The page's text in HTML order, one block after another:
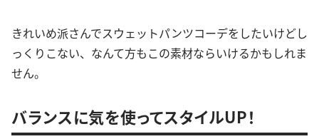
きれいめ派さんでスウェットパンツコーデをしたいけどし
っくりこない、なんて方もこの素材ならいけるかもしれま
せん。
バランスに気を使ってスタイルUP！